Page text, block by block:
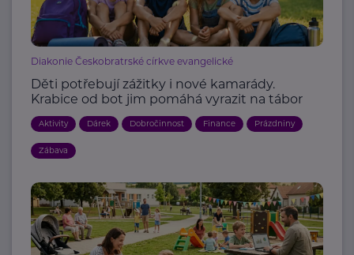
Diakonie Českobratrské církve evangelické
Děti potřebují zážitky i nové kamarády.
Krabice od bot jim pomáhá vyrazit na tábor
Aktivity Dárek Dobročinnost Finance Prázdniny
Zábava